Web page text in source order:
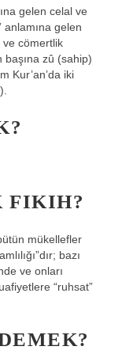
gelen celal ve
gelen
ve cömertlik
başına zû (sahip)
Kur’an’da iki
FIKIH?
mükellefler
bazı
ve onları
“ruhsat”